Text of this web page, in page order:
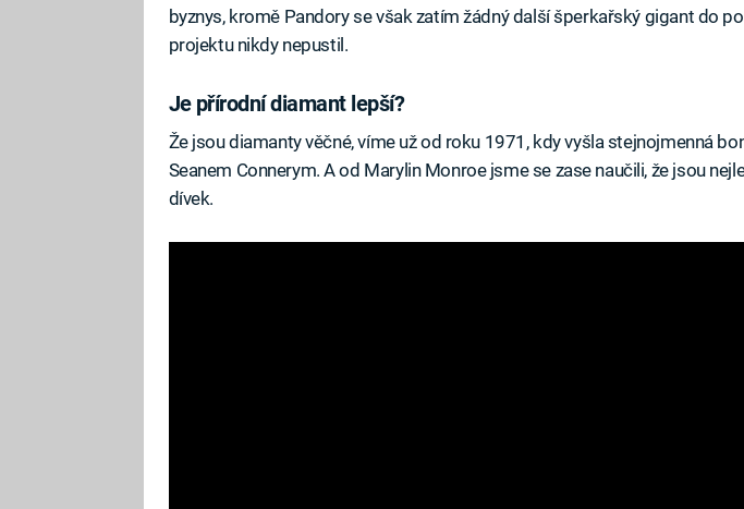
byznys, kromě Pandory se však zatím žádný další šperkařský gigant do
projektu nikdy nepustil.
Je přírodní diamant lepší?
Že jsou diamanty věčné, víme už od roku 1971, kdy vyšla stejnojmenná
Seanem Connerym. A od Marylin Monroe jsme se zase naučili, že jsou
dívek.